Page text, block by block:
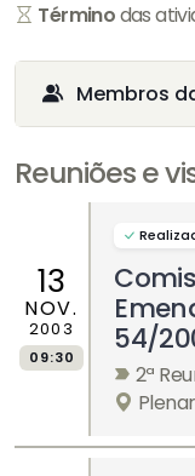
Términodas
Membros
Reuniões e
13
NOV.
2003
09:30
54/
2ª